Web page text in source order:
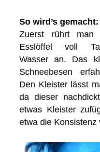
So wird’s gemacht:
Zuerst rührt man
Esslöffel voll
Wasser an. Das
Schneebesen
Den Kleister lässt
da dieser
etwas Kleister
etwa die Konsistenz